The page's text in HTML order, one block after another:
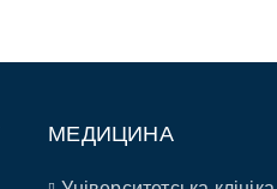
МЕДИЦИНА